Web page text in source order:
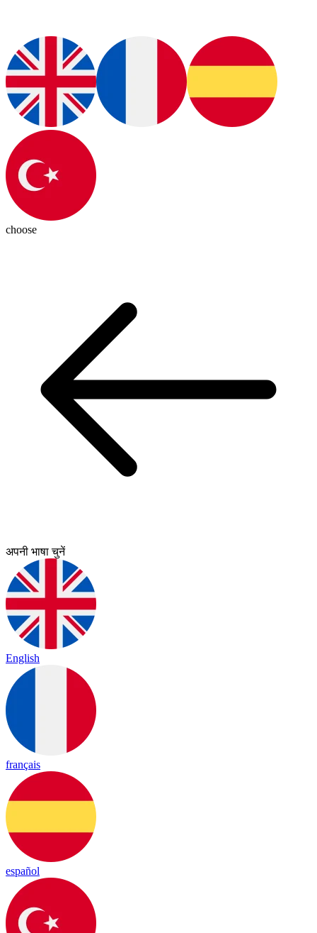
choose
अपनी भाषा चुनें
English
français
español